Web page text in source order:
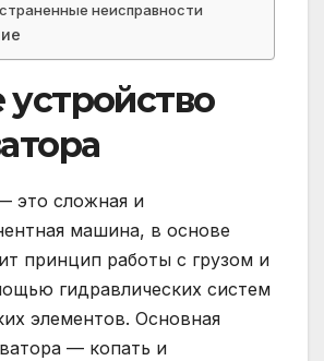
неисправности
это сложная и
машина, в основе
принцип работы с грузом и
гидравлических систем
элементов. Основная
— копать и